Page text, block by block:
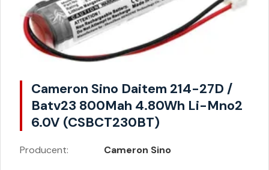
Cameron Sino Daitem 214-27D /
Batv23 800Mah 4.80Wh Li-Mno2
6.0V (CSBCT230BT)
Producent: Cameron Sino